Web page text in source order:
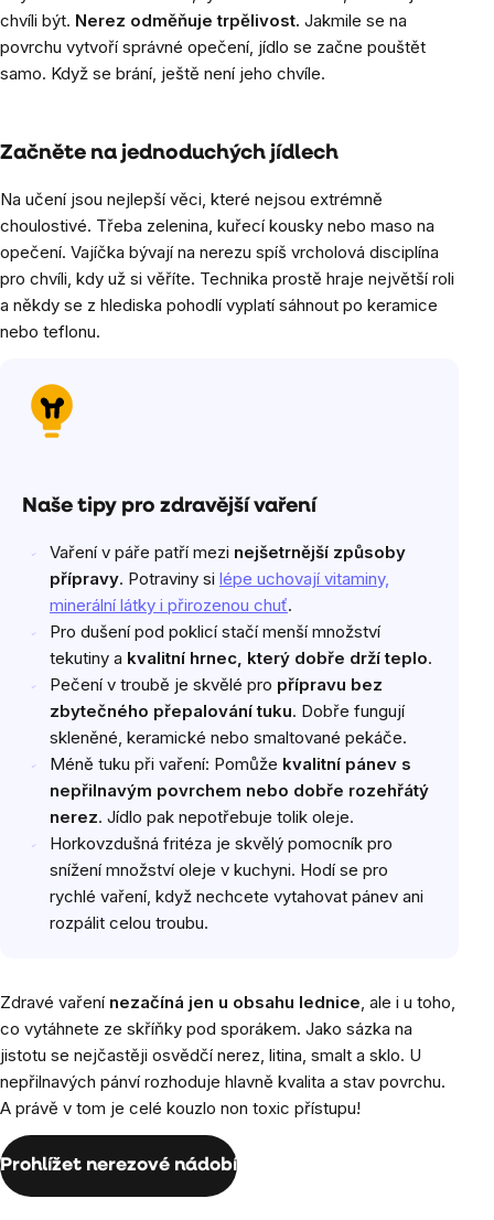
chvíli být. Nerez odměňuje trpělivost. Jakmile se na
povrchu vytvoří správné opečení, jídlo se začne pouštět
samo. Když se brání, ještě není jeho chvíle.
Začněte na jednoduchých jídlech
Na učení jsou nejlepší věci, které nejsou extrémně
choulostivé. Třeba zelenina, kuřecí kousky nebo maso na
opečení. Vajíčka bývají na nerezu spíš vrcholová disciplína
pro chvíli, kdy už si věříte. Technika prostě hraje největší roli
a někdy se z hlediska pohodlí vyplatí sáhnout po keramice
nebo teflonu.
Naše tipy pro zdravější vaření
Vaření v páře patří mezi nejšetrnější způsoby
přípravy. Potraviny si lépe uchovají vitaminy,
minerální látky i přirozenou chuť.
Pro dušení pod poklicí stačí menší množství
tekutiny a kvalitní hrnec, který dobře drží teplo.
Pečení v troubě je skvělé pro přípravu bez
zbytečného přepalování tuku. Dobře fungují
skleněné, keramické nebo smaltované pekáče.
Méně tuku při vaření: Pomůže kvalitní pánev s
nepřilnavým povrchem nebo dobře rozehřátý
nerez. Jídlo pak nepotřebuje tolik oleje.
Horkovzdušná fritéza je skvělý pomocník pro
snížení množství oleje v kuchyni. Hodí se pro
rychlé vaření, když nechcete vytahovat pánev ani
rozpálit celou troubu.
Zdravé vaření nezačíná jen u obsahu lednice, ale i u toho,
co vytáhnete ze skříňky pod sporákem. Jako sázka na
jistotu se nejčastěji osvědčí nerez, litina, smalt a sklo. U
nepřilnavých pánví rozhoduje hlavně kvalita a stav povrchu.
A právě v tom je celé kouzlo non toxic přístupu!
Prohlížet nerezové nádobí